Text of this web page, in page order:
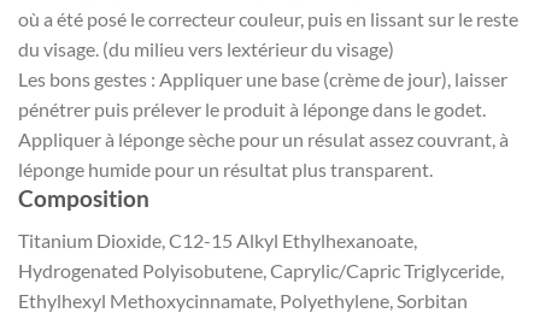
où a été posé le correcteur couleur, puis en lissant sur le reste
du visage. (du milieu vers lextérieur du visage)
Les bons gestes : Appliquer une base (crème de jour), laisser
pénétrer puis prélever le produit à léponge dans le godet.
Appliquer à léponge sèche pour un résulat assez couvrant, à
léponge humide pour un résultat plus transparent.
Composition
Titanium Dioxide, C12-15 Alkyl Ethylhexanoate,
Hydrogenated Polyisobutene, Caprylic/Capric Triglyceride,
Ethylhexyl Methoxycinnamate, Polyethylene, Sorbitan